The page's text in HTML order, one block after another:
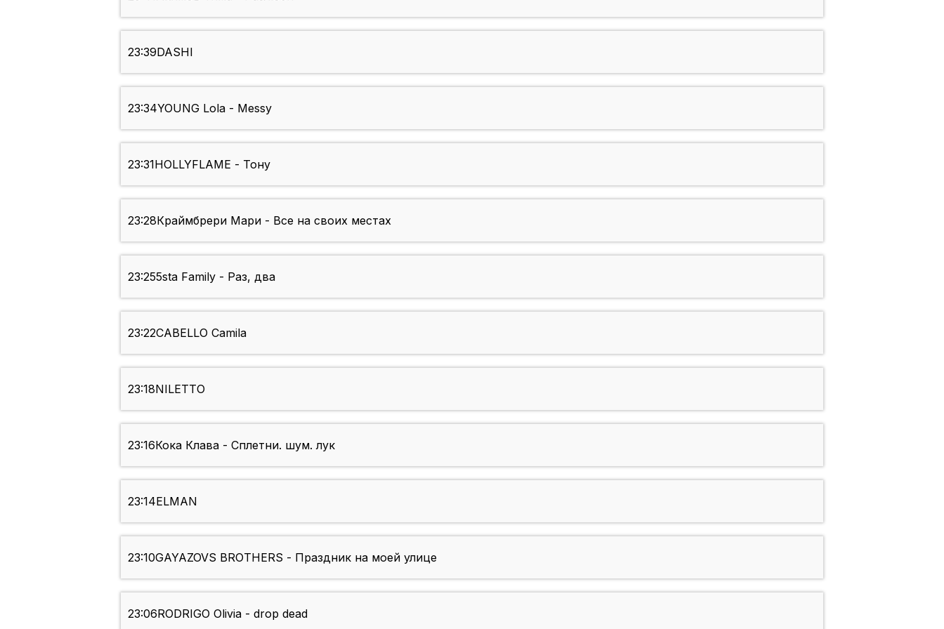
23:39DASHI
23:34YOUNG Lola - Messy
23:31HOLLYFLAME - Тону
23:28Краймбрери Мари - Все на своих местах
23:255sta Family - Раз, два
23:22CABELLO Camila
23:18NILETTO
23:16Кока Клава - Сплетни. шум. лук
23:14ELMAN
23:10GAYAZOVS BROTHERS - Праздник на моей улице
23:06RODRIGO Olivia - drop dead